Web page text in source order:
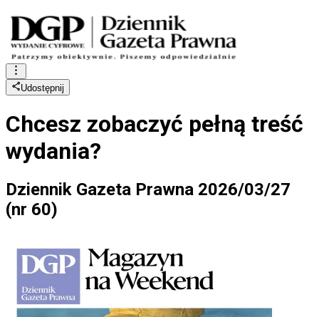
Udostępnij
Chcesz zobaczyć pełną treść
wydania?
Dziennik Gazeta Prawna 2026/03/27
(nr 60)